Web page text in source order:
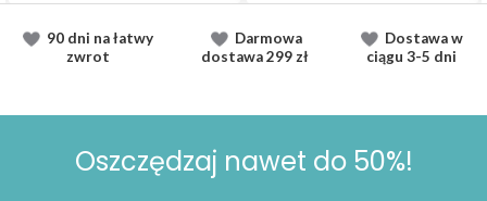
90 dni na łatwy
zwrot
Darmowa
dostawa299 zł
Dostawaw
ciągu 3-5 dni
Oszczędzaj nawet do 50%!